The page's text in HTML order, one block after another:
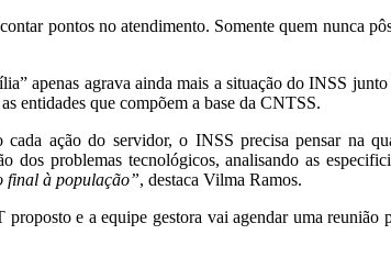
pontos no atendimento. Somente quem nunca
apenas agrava ainda mais a situação do INSS
entidades que compõem a base da CNTSS.
ação do servidor, o INSS precisa pensar na
dos problemas tecnológicos, analisando as
final à população”, destaca Vilma Ramos.
e a equipe gestora vai agendar uma